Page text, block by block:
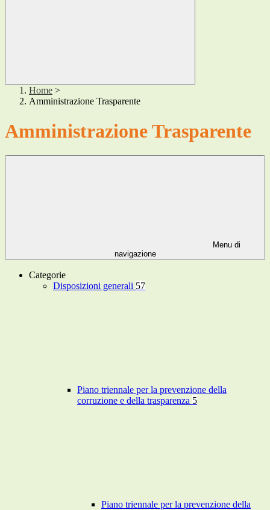
Home >
Amministrazione Trasparente
Amministrazione Trasparente
Menu di
navigazione
Categorie
Disposizioni generali 57
Piano triennale per la prevenzione della
corruzione e della trasparenza 5
Piano triennale per la prevenzione della